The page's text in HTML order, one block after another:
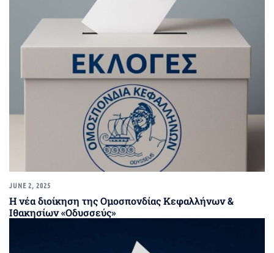
JUNE 2, 2025
Η νέα διοίκηση της Ομοσπονδίας Κεφαλλήνων &
Ιθακησίων «Οδυσσεύς»